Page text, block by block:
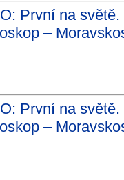
První na
–
První na
–